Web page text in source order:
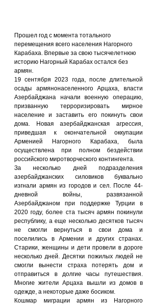
Прошел год с момента тотального
перемещения всего населения Нагорного
Карабаха. Впервые за свою тысячелетнюю
историю Нагорный Карабах остался без
армян.
19 сентября 2023 года, после длительной
осады армянонаселенного Арцаха, власти
Азербайджана начали военную операцию,
призванную терроризировать мирное
население и заставить его покинуть свои
дома. Новая азербайджанская агрессия,
приведшая к окончательной оккупации
Арменией Нагорного Карабаха, была
осуществлена при полном бездействии
российского миротворческого контингента.
За несколько дней подразделения
азербайджанских силовиков буквально
изгнали армян из городов и сел. После 44-
дневной войны, развязанной
Азербайджаном при поддержке Турции в
2020 году, более ста тысяч армян покинули
республику, а еще несколько десятков тысяч
не смогли вернуться в свои дома и
поселились в Армении и других странах.
Старики, женщины и дети провели в дороге
несколько дней. Десятки пожилых людей не
смогли вынести страха потерять дом и
отправиться в долгие часы путешествия.
Многие жители Арцаха вышли из домов в
одежде, а некоторые даже босиком.
Кошмар миграции армян из Нагорного